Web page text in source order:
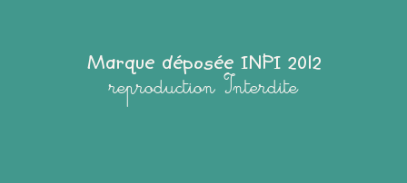
Marque déposée INPI 2012
reproduction Interdite